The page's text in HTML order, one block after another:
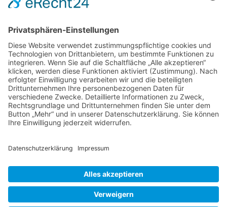
DIE LINKE. Schwalm-Eder
Steingasse 5
34613 Schwalmstadt
Tel.06691 8077899
info@die-linke-schwalm-eder.de
Gesetzliches
Impressum
Cookie-Einstellungen
© 2026 DIE LINKE. Schwalm-Eder